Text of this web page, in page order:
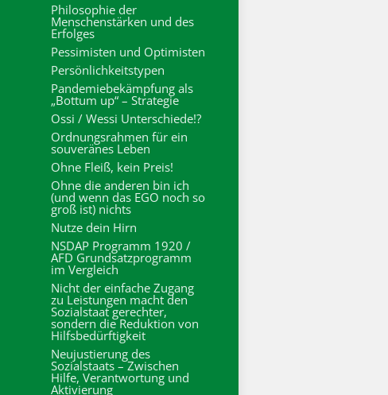
Philosophie der
Menschenstärken und des
Erfolges
Pessimisten und Optimisten
Persönlichkeitstypen
Pandemiebekämpfung als
„Bottum up“ – Strategie
Ossi / Wessi Unterschiede!?
Ordnungsrahmen für ein
souveränes Leben
Ohne Fleiß, kein Preis!
Ohne die anderen bin ich
(und wenn das EGO noch so
groß ist) nichts
Nutze dein Hirn
NSDAP Programm 1920 /
AFD Grundsatzprogramm
im Vergleich
Nicht der einfache Zugang
zu Leistungen macht den
Sozialstaat gerechter,
sondern die Reduktion von
Hilfsbedürftigkeit
Neujustierung des
Sozialstaats – Zwischen
Hilfe, Verantwortung und
Aktivierung